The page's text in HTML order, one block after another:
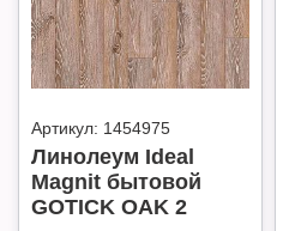
Артикул: 1454975
Линолеум Ideal
Magnit бытовой
GOTICK OAK 2